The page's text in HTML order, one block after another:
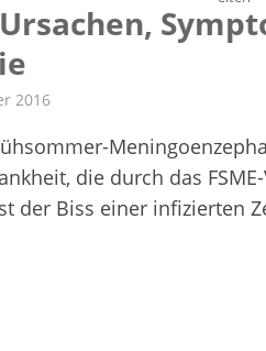
Ursachen,
2016
die durch das
der Biss einer infizierten